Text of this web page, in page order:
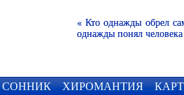
« Кто однажды обрел
однажды понял
СОННИК ХИРОМАНТИЯ